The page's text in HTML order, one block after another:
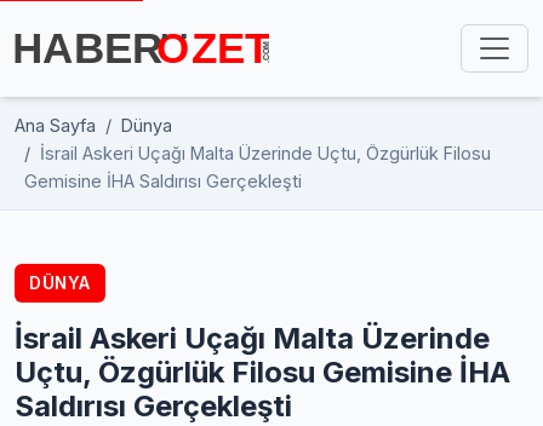
Ana Sayfa
Dünya
İsrail Askeri Uçağı Malta Üzerinde Uçtu, Özgürlük Filosu
Gemisine İHA Saldırısı Gerçekleşti
DÜNYA
İsrail Askeri Uçağı Malta Üzerinde
Uçtu, Özgürlük Filosu Gemisine İHA
Saldırısı Gerçekleşti